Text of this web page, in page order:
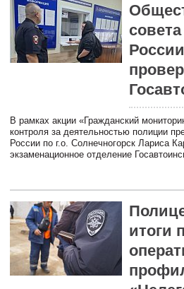
В рамках акции «Гражданский
контроля за деятельностью полиции
России по г.о. Солнечногорск Лариса
экзаменационное отделение
итоги